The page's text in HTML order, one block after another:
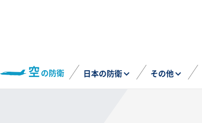
空の防衛 日本の防衛 その他